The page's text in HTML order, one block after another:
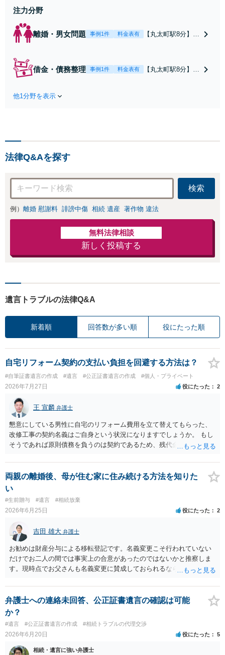
注力分野
離婚・男女問題 事例1件 料金表有
【丸太町駅8分】調
く冷静な主張が重
借金・債務整理 事例1件 料金表有
【丸太町駅8分】
者さまのご要望を
有】【初回相談30
他1分野を表示
法律Q&Aを探す
検索
例） 離婚 慰謝料 誹謗中傷 相続 遺産 著作物 違法
無料法律相談
新しく投稿する
遺言トラブルの法律Q&A
新着順 回答数が多い順 役にたった順
自宅リフォーム契約の支払い負担を回避する方法は？
#自筆証書遺言の作成 #遺言 #公正証書遺言の作成 #個人・プライベート
2026年7月27日 役にたった 2
王 宣麟 弁護士
懇意にしている男性に自宅のリフォーム費用を立て替えてもらった、
改修工事の契約名義はご自身という状況になりますでしょうか。 もし
そうであれば原則債務を負うのは契約であるため、残代金を捻出して
ます。 入籍した場合でも、原則契約者が単独で全ての債務を負うこと
には変わりがありません。 なかなか対応に難しい案件であり、公開の
場でアドバイスを行うのも限界があるように思われますので、資料等
両親の離婚後、母が住む家に住み続ける方法を知りた
い
#生前贈与 #遺言 #相続放棄
2026年6月25日 役にたった 2
吉田 雄大 弁護士
お勧めは財産分与による移転登記です。名義変更こそ行われていない
だけでお二人の間では事実上の合意があったのではないかと推察しま
す。現時点でお父さんも名義変更に賛成しておられるなら尚更です。
すぐれた方法と思います。
弁護士への連絡未回答、公正証書遺言の確認は可能
か？
#遺言 #公正証書遺言の作成 #相続トラブルの代理交渉
2026年6月20日 役にたった 5
相続・遺言に強い弁護士